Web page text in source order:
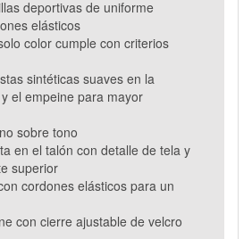
deportivas de uniforme
elásticos
color cumple con criterios
sintéticas suaves en la
el empeine para mayor
sobre tono
en el talón con detalle de tela y
superior
cordones elásticos para un
con cierre ajustable de velcro